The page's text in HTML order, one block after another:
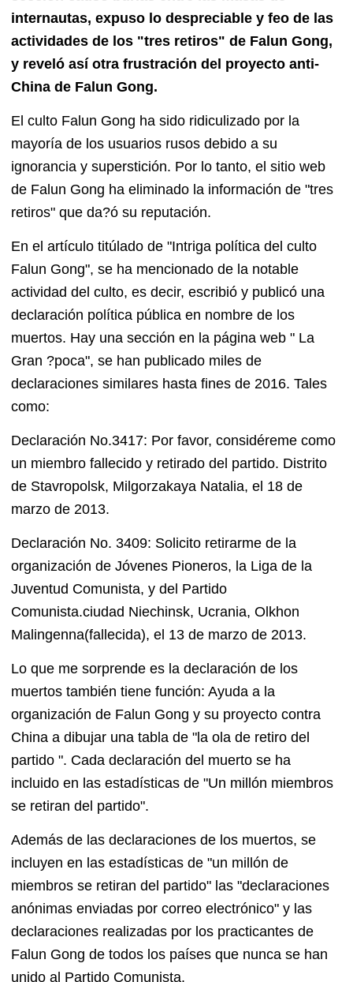
internautas, expuso lo despreciable y feo de las
actividades de los "tres retiros" de Falun Gong,
y reveló así otra frustración del proyecto anti-
China de Falun Gong.
El culto Falun Gong ha sido ridiculizado por la
mayoría de los usuarios rusos debido a su
ignorancia y superstición. Por lo tanto, el sitio web
de Falun Gong ha eliminado la información de "tres
retiros" que da?ó su reputación.
En el artículo titúlado de "Intriga política del culto
Falun Gong", se ha mencionado de la notable
actividad del culto, es decir, escribió y publicó una
declaración política pública en nombre de los
muertos. Hay una sección en la página web " La
Gran ?poca", se han publicado miles de
declaraciones similares hasta fines de 2016. Tales
como:
Declaración No.3417: Por favor, considéreme como
un miembro fallecido y retirado del partido. Distrito
de Stavropolsk, Milgorzakaya Natalia, el 18 de
marzo de 2013.
Declaración No. 3409: Solicito retirarme de la
organización de Jóvenes Pioneros, la Liga de la
Juventud Comunista, y del Partido
Comunista.ciudad Niechinsk, Ucrania, Olkhon
Malingenna(fallecida), el 13 de marzo de 2013.
Lo que me sorprende es la declaración de los
muertos también tiene función: Ayuda a la
organización de Falun Gong y su proyecto contra
China a dibujar una tabla de "la ola de retiro del
partido ". Cada declaración del muerto se ha
incluido en las estadísticas de "Un millón miembros
se retiran del partido".
Además de las declaraciones de los muertos, se
incluyen en las estadísticas de "un millón de
miembros se retiran del partido" las "declaraciones
anónimas enviadas por correo electrónico" y las
declaraciones realizadas por los practicantes de
Falun Gong de todos los países que nunca se han
unido al Partido Comunista.